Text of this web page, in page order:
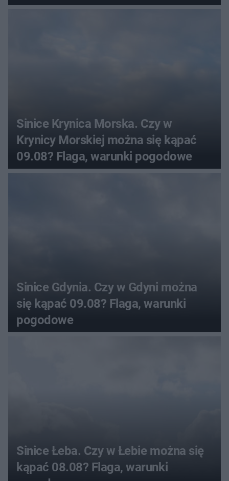
Sinice Krynica Morska. Czy w
Krynicy Morskiej można się kąpać
09.08? Flaga, warunki pogodowe
Sinice Gdynia. Czy w Gdyni można
się kąpać 09.08? Flaga, warunki
pogodowe
Sinice Łeba. Czy w Łebie można się
kąpać 08.08? Flaga, warunki